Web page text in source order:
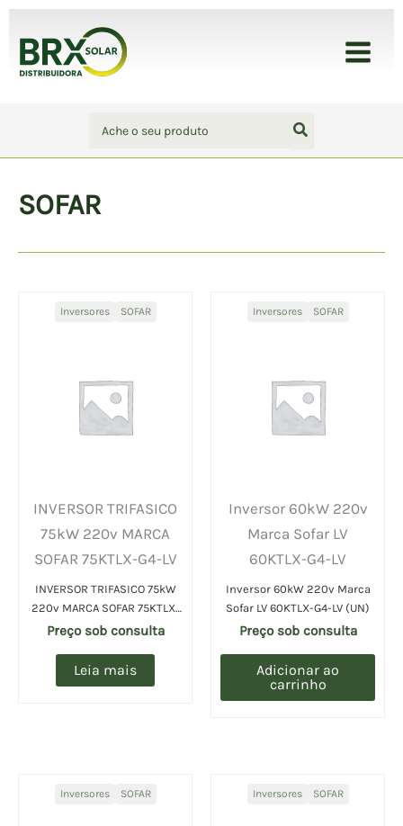
para
SOFAR
Inversores SOFAR
INVERSOR TRIFASICO
75kW 220v MARCA
SOFAR 75KTLX-G4-LV
INVERSOR TRIFASICO 75kW
220v MARCA SOFAR 75KTLX-
G4-LV (UN)
Preço sob consulta
Leia mais
Inversores SOFAR
Inversor 60kW 220v
Marca Sofar LV
60KTLX-G4-LV
Inversor 60kW 220v Marca
Sofar LV 60KTLX-G4-LV (UN)
Preço sob consulta
Adicionar ao
carrinho
Inversores SOFAR Inversores SOFAR